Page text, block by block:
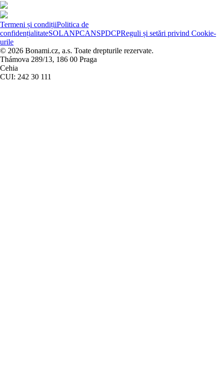
Termeni și condițiiPolitica de
confidențialitateSOLANPCANSPDCPReguli și setări privind Cookie-
urile
© 2026 Bonami.cz, a.s. Toate drepturile rezervate.
Thámova 289/13, 186 00 Praga
Cehia
CUI: 242 30 111